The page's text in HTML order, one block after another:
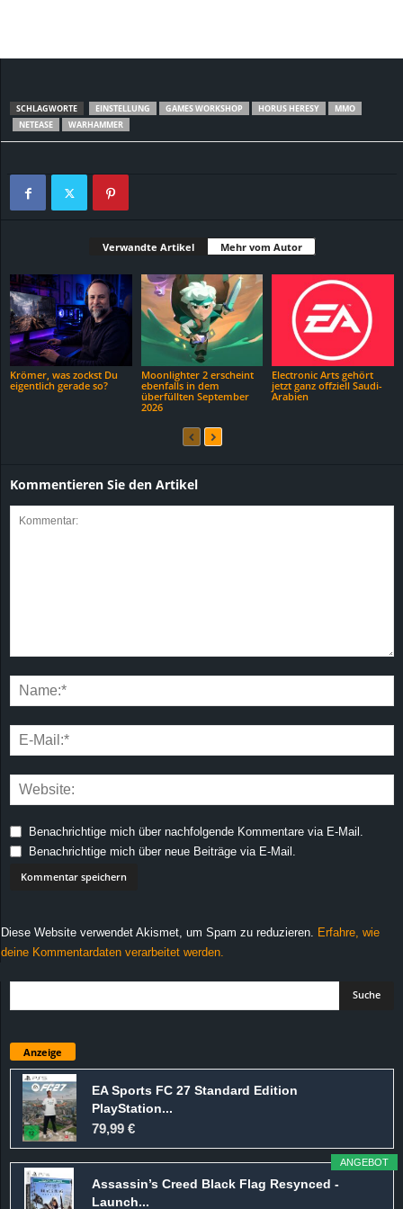
SCHLAGWORTE EINSTELLUNG GAMES WORKSHOP HORUS HERESY
MMO
NETEASE
WARHAMMER
Verwandte Artikel Mehr vom Autor
Krömer, was zockst Du
eigentlich gerade so?
Moonlighter 2 erscheint
ebenfalls in dem
überfüllten September
2026
Electronic Arts gehört
jetzt ganz offziell Saudi-
Arabien
Kommentieren Sie den Artikel
Benachrichtige mich über nachfolgende Kommentare via E-Mail.
Benachrichtige mich über neue Beiträge via E-Mail.
Diese Website verwendet Akismet, um Spam zu reduzieren.
Erfahre, wie
deine Kommentardaten verarbeitet werden.
Anzeige
EA Sports FC 27 Standard Edition
PlayStation...
79,99 €
ANGEBOT
Assassin’s Creed Black Flag Resynced -
Launch...